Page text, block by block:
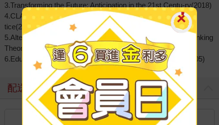
3.Transforming the Future: Anticipation in the 21st Centu-ry(2018)
4.CLA 2.0: Transformative Research in Theory and Prac-
tice(2015)
5.Alternative Educational Futures (Educational Futures Rethinking
Theory and Practice)(2008)
6.Educational Futures: Dominant And Contesting Visions(2005)
配送方式
國內宅配：本島、離島